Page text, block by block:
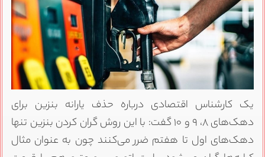
یک کارشناس اقتصادی درباره حذف یارانه بنزین برای
دهک‌های ۸، ۹ و ۱۰ گفت: با این روش گران کردن بنزین تنها
دهک‌های اول تا هفتم ضرر می‌کنند چون به عنوان مثال